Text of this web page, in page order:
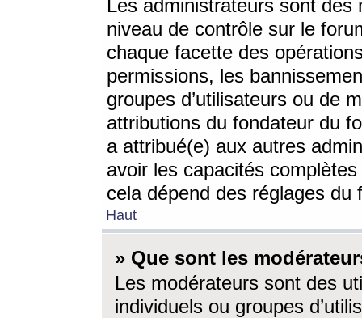
Les administrateurs sont
niveau de contrôle sur le
chaque facette des
permissions, les
groupes d’utilisateurs ou de
attributions du fondateur du
a attribué(e) aux autres
avoir les capacités
cela dépend des réglages du
Haut
» Que sont les
Les modérateurs sont des
individuels ou groupes